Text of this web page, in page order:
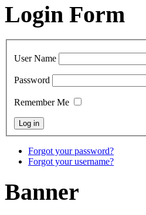
Login Form
User Name
Password
Remember Me
Forgot your password?
Forgot your username?
Banner